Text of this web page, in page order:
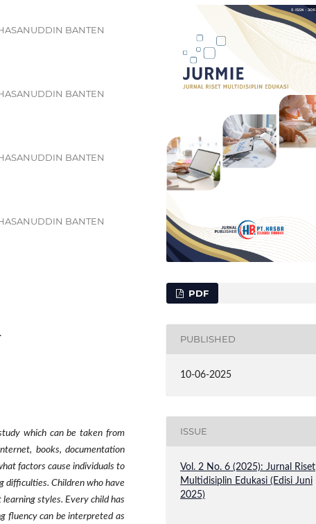
BANTEN
BANTEN
BANTEN
BANTEN
which can be taken from
books, documentation
factors cause individuals to
difficulties. Children who have
styles. Every child has
fluency can be interpreted as
PDF
PUBLISHED
10-06-2025
ISSUE
Vol. 2 No. 6 (2025): Jurnal Riset
Multidisiplin Edukasi (Edisi Juni
2025)